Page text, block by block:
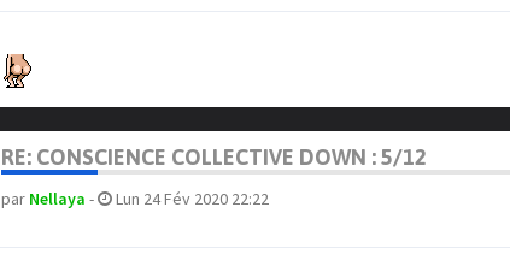
RE: CONSCIENCE COLLECTIVE DOWN : 5/12
par Nellaya - Lun 24 Fév 2020 22:22